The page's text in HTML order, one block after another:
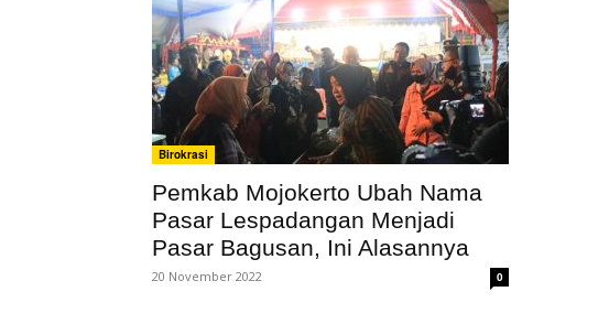
Birokrasi
Pemkab Mojokerto Ubah Nama
Pasar Lespadangan Menjadi
Pasar Bagusan, Ini Alasannya
20 November 2022 0